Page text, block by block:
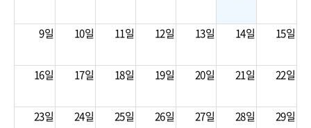
9일 10일 11일 12일 13일 14일 15일
16일 17일 18일 19일 20일 21일 22일
23일 24일 25일 26일 27일 28일 29일